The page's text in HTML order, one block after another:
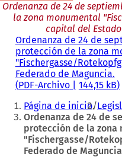
Ordenanza de 24 de
la zona monumental
capital del
Ordenanza de 24 de
protección de la zona
"Fischergasse/
Federado de Maguncia.
PDF-Archivo 144,15 kB
Estás
aquí:
Página de inicio
Ordenanza de 24 de
protección de la zona
"Fischergasse/
Federado de